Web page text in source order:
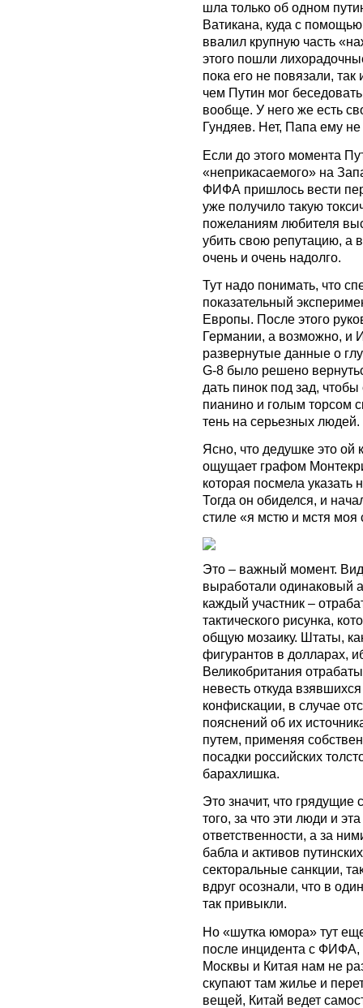
шла только об одном
Ватикана, куда с
ввалил крупную часть
этого пошли
пока его не повязали,
чем Путин мог
вообще. У него же есть
Гундяев. Нет, Папа ему
Если до этого момента
«неприкасаемого» на
ФИФА пришлось вести
уже получило такую
пожеланиям любителя
убить свою репутацию, а
очень и очень надолго.
Тут надо понимать, что
показательный
Европы. После этого
Германии, а возможно, и
развернутые данные о
G-8 было решено
дать пинок под зад,
пианино и голым торсом
тень на серьезных людей.
Ясно, что дедушке это ой
ощущает графом
которая посмела
Тогда он обиделся, и
стиле «я мстю и мстя моя
Это – важный момент.
выработали одинаковый
каждый участник –
тактического рисунка,
общую мозаику. Штаты,
фигурантов в долларах,
Великобритания
невесть откуда
конфискации, в случае
пояснений об их
путем, применяя
посадки российских
барахлишка.
Это значит, что
того, за что эти люди и
ответственности, а за
бабла и активов
секторальные санкции,
вдруг осознали, что в
так привыкли.
Но «шутка юмора» тут
после инцидента с ФИФА,
Москвы и Китая нам не
скупают там жилье и
вещей, Китай ведет